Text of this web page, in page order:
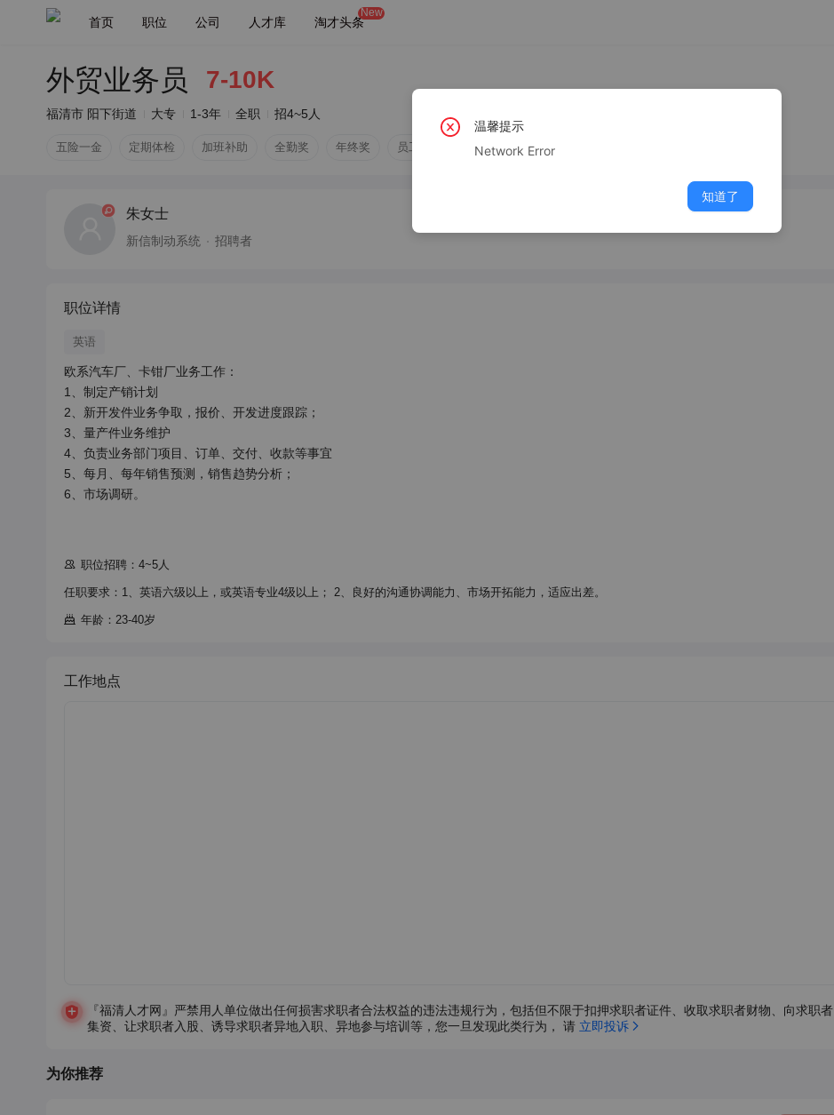
首页 职位 公司 人才库 淘才头条
New
外贸业务员 7-10K
福清市 阳下街道 大专 1-3年 全职 招4~5人
五险一金 定期体检 加班补助 全勤奖 年终奖 员工旅游 节日福利
朱女士
新信制动系统 招聘者
职位详情
英语
欧系汽车厂、卡钳厂业务工作：
1、制定产销计划
2、新开发件业务争取，报价、开发进度跟踪；
3、量产件业务维护
4、负责业务部门项目、订单、交付、收款等事宜
5、每月、每年销售预测，销售趋势分析；
6、市场调研。
职位招聘：4~5人
任职要求：1、英语六级以上，或英语专业4级以上； 2、良好的沟通协调能力、市场开拓能力，适应出差。
年龄：23-40岁
工作地点
『福清人才网』严禁用人单位做出任何损害求职者合法权益的违法违规行为，包括但不限于扣押求职者证件、收取求职者财物、向求职者
集资、让求职者入股、诱导求职者异地入职、异地参与培训等，您一旦发现此类行为， 请 立即投诉
为你推荐
温馨提示
Network Error
知道了